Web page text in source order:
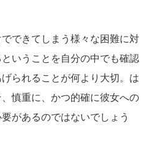
できてしまう様々な困難に対
いうことを自分の中でも確認
られることが何より大切。は
慎重に、かつ的確に彼女への
があるのではないでしょう